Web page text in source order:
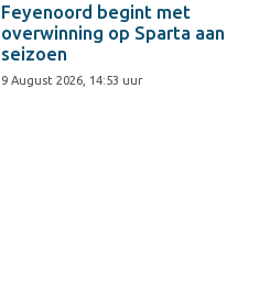
Feyenoord begint met
overwinning op Sparta aan
seizoen
9 August 2026, 14:53 uur